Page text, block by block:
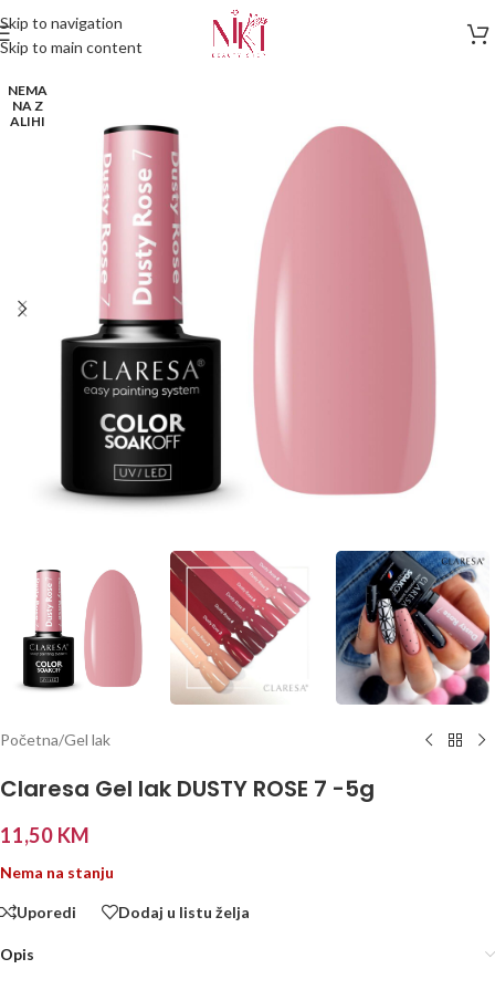
Skip to navigation
Skip to main content
NEMA
NA Z
ALIHI
Početna/Gel lak
Claresa Gel lak DUSTY ROSE 7 -5g
11,50 KM
Nema na stanju
Uporedi Dodaj u listu želja
Opis